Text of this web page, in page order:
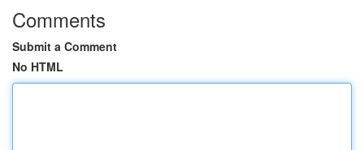
Comments
Submit a Comment
No HTML